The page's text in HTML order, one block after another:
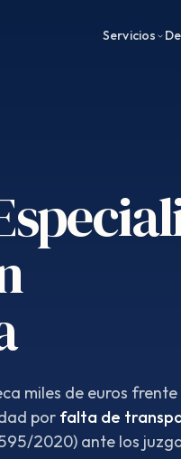
Servicios
miles de euros frente
por falta de
2020) ante los